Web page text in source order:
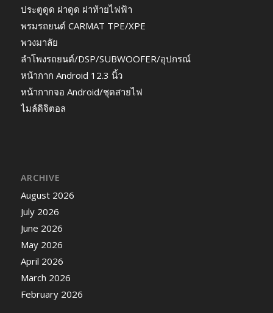
ประตูดูด ฝาดูด ฝาท้ายไฟฟ้า
พรมรถยนต์ CARMAT TPE/XPE
พวงมาลัย
ลำโพงรถยนต์/DSP/SUBWOOFER/อุปกรณ์
หน้ากาก Android 12.3 นิ้ว
หน้ากากจอ Android/ชุดสายไฟ
ไมล์ดิจิตอล
ARCHIVE
August 2026
July 2026
June 2026
May 2026
April 2026
March 2026
February 2026